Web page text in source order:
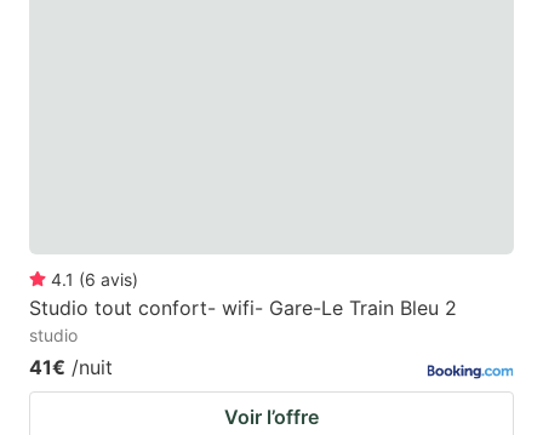
4.1 (6 avis)
Studio tout confort- wifi- Gare-Le Train Bleu 2
studio
41€ /nuit
Voir l’offre